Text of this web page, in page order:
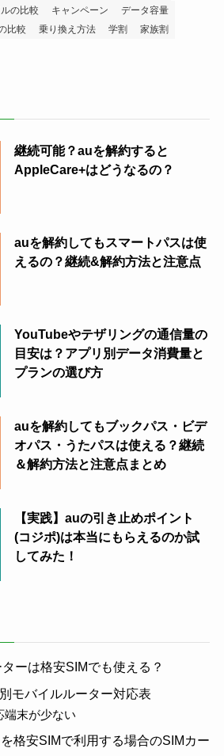
の比較 キャンペーン
データ容量
比較 乗り換え方法 学割
家族割
継続可能？auを解約すると
AppleCare+はどうなるの？
auを解約してもスマートパスは使
えるの？継続&解約方法と注意点
YouTubeやテザリングの通信量の
目安は？アプリ別データ消費量と
プランの選び方
auを解約してもブックパス・ビデ
オパス・うたパスは使える？継続
＆解約方法と注意点まとめ
【実践】auの引き止めポイント
(コジポ)は本当にもらえるのか試
してみた！
ーは格安SIMでも使える？
モバイルルーター対応表
端末が少ない
格安SIMで利用する場合のSIMカー